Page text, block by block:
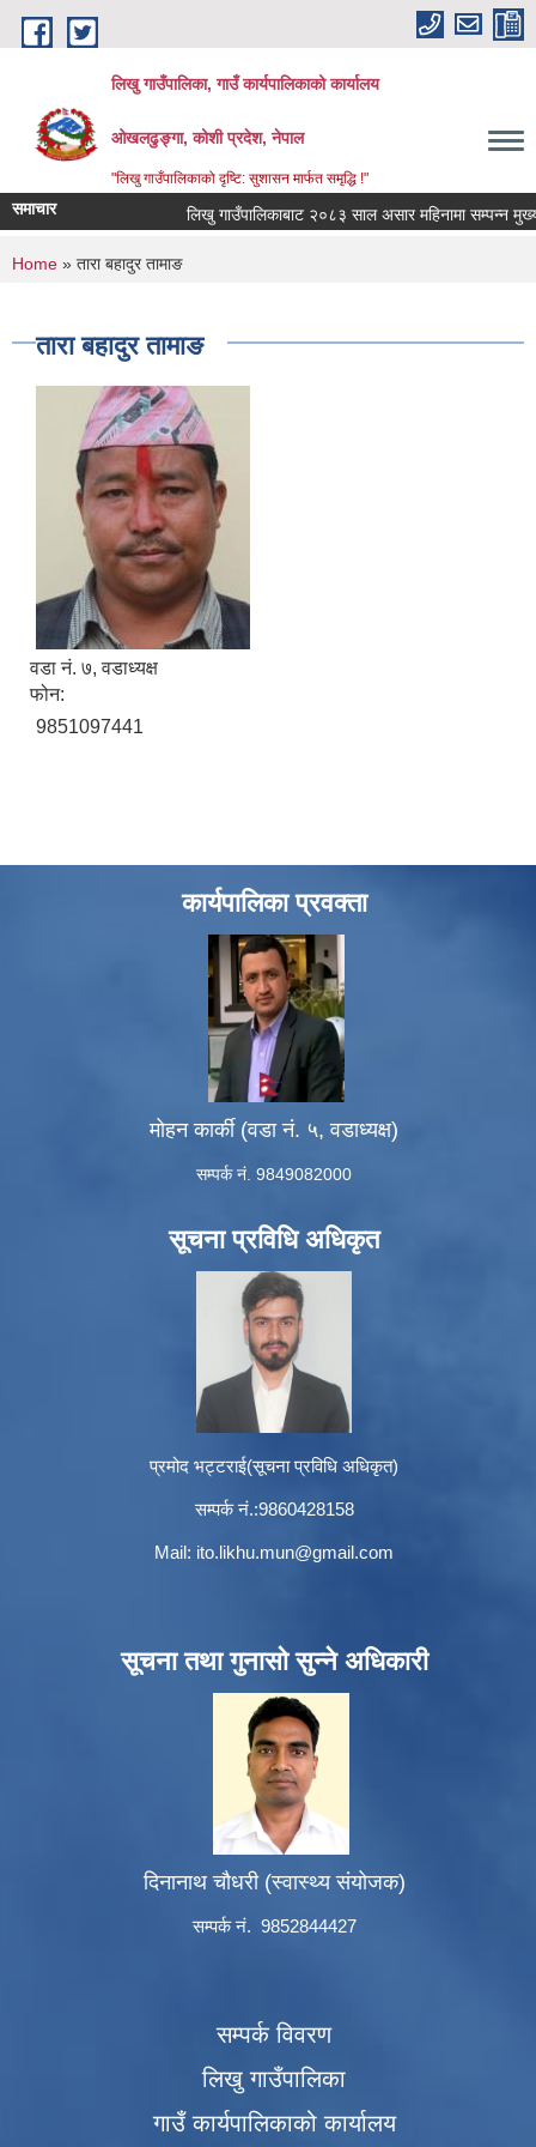
Skip to main content
लिखु गाउँपालिका, गाउँ कार्यपालिकाको कार्यालय
ओखलढुङ्गा, कोशी प्रदेश, नेपाल
"लिखु गाउँपालिकाको दृष्टि: सुशासन मार्फत समृद्धि !"
समाचार लिखु गाउँपालिकाबाट २०८३ साल असार महिनामा सम्पन्न
You are here
Home » तारा बहादुर तामाङ
तारा बहादुर तामाङ
वडा नं. ७, वडाध्यक्ष
फोन:
9851097441
कार्यपालिका प्रवक्ता
मोहन कार्की (वडा नं. ५, वडाध्यक्ष)
सम्पर्क नं. 9849082000
सूचना प्रविधि अधिकृत
प्रमोद भट्टराई(सूचना प्रविधि अधिकृत)
सम्पर्क नं.:9860428158
Mail: ito.likhu.mun@gmail.com
सूचना तथा गुनासो सुन्ने अधिकारी
दिनानाथ चौधरी (स्वास्थ्य संयोजक)
सम्पर्क नं. 9852844427
सम्पर्क विवरण
लिखु गाउँपालिका
गाउँ कार्यपालिकाको कार्यालय